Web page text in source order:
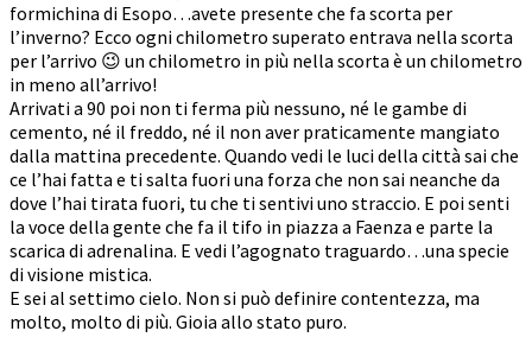
formichina di Esopo…avete presente che fa scorta per
l’inverno? Ecco ogni chilometro superato entrava nella scorta
per l’arrivo 😉 un chilometro in più nella scorta è un chilometro
in meno all’arrivo!
Arrivati a 90 poi non ti ferma più nessuno, né le gambe di
cemento, né il freddo, né il non aver praticamente mangiato
dalla mattina precedente. Quando vedi le luci della città sai che
ce l’hai fatta e ti salta fuori una forza che non sai neanche da
dove l’hai tirata fuori, tu che ti sentivi uno straccio. E poi senti
la voce della gente che fa il tifo in piazza a Faenza e parte la
scarica di adrenalina. E vedi l’agognato traguardo…una specie
di visione mistica.
E sei al settimo cielo. Non si può definire contentezza, ma
molto, molto di più. Gioia allo stato puro.